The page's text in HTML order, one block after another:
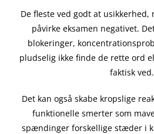
De fleste ved godt at usikkerhed,
påvirke eksamen negativet.
blokeringer,
pludselig ikke finde de rette ord
faktisk ved.
Det kan også skabe kropslige
funktionelle smerter som
spændinger forskellige stæder i